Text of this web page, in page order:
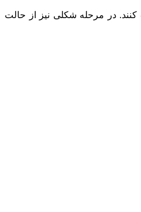
در مرحله شکلی نیز از حالت